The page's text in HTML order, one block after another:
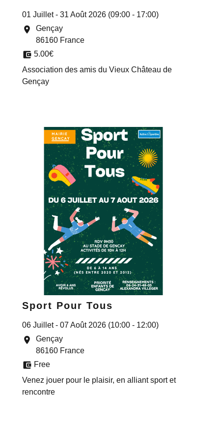
01 Juillet - 31 Août 2026 (09:00 - 17:00)
location_on
Gençay
86160 France
account_balance_wallet 5.00€
Association des amis du Vieux Château de
Gençay
Sport Pour Tous
06 Juillet - 07 Août 2026 (10:00 - 12:00)
location_on
Gençay
86160 France
account_balance_wallet Free
Venez jouer pour le plaisir, en alliant sport et
rencontre